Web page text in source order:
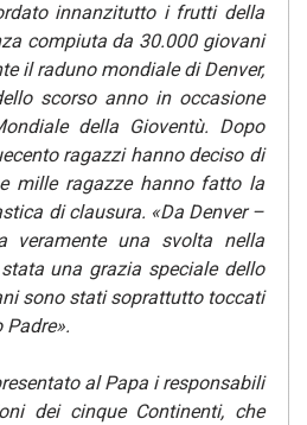
innanzitutto i frutti della
compiuta da 30.000 giovani
il raduno mondiale di Denver,
scorso anno in occasione
della Gioventù. Dopo
ragazzi hanno deciso di
mille ragazze hanno fatto la
di clausura. «Da Denver –
veramente una svolta nella
stata una grazia speciale dello
sono stati soprattutto toccati
al Papa i responsabili
dei cinque Continenti, che